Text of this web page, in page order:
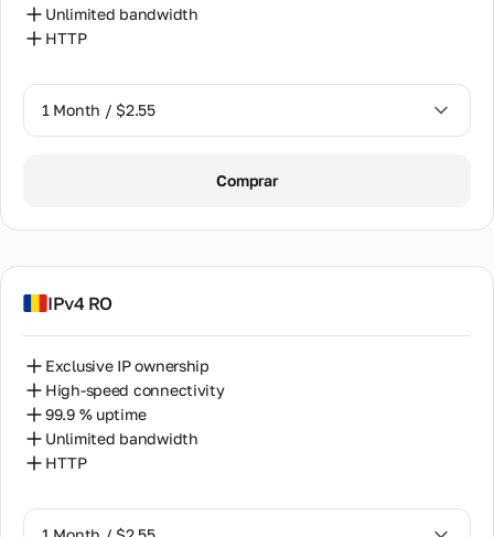
Unlimited bandwidth
HTTP
1 Month / $2.55
Comprar
IPv4 RO
Exclusive IP ownership
High-speed connectivity
99.9 % uptime
Unlimited bandwidth
HTTP